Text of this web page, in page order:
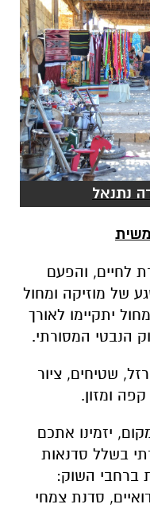
נתנאל
לחיים, והפעם
של מוזיקה ומחול
יתקיימו לאורך
הנבטי המסורתי.
שטיחים, ציור
ומזון.
יזמינו אתכם
בשלל סדנאות
ברחבי השוק:
סדנת צמחי